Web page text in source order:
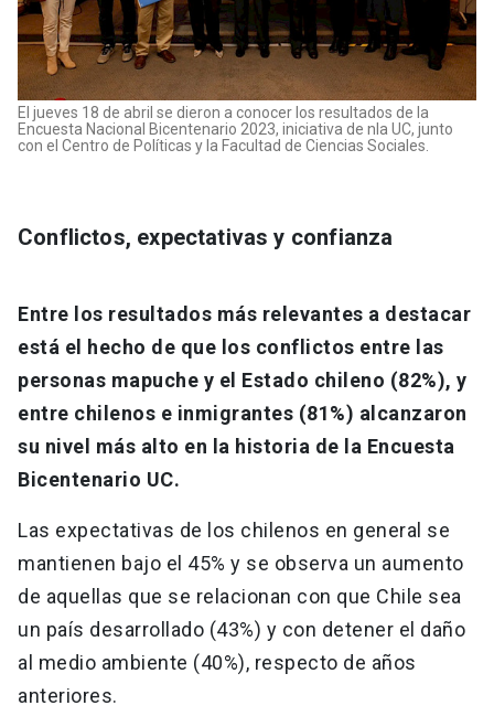
El jueves 18 de abril se dieron a conocer los resultados de la
Encuesta Nacional Bicentenario 2023, iniciativa de nla UC, junto
con el Centro de Políticas y la Facultad de Ciencias Sociales.
Conflictos, expectativas y confianza
Entre los resultados más relevantes a destacar
está el hecho de que los conflictos entre las
personas mapuche y el Estado chileno (82%), y
entre chilenos e inmigrantes (81%) alcanzaron
su nivel más alto en la historia de la Encuesta
Bicentenario UC.
Las expectativas de los chilenos en general se
mantienen bajo el 45% y se observa un aumento
de aquellas que se relacionan con que Chile sea
un país desarrollado (43%) y con detener el daño
al medio ambiente (40%), respecto de años
anteriores.